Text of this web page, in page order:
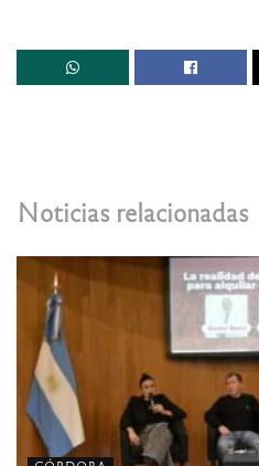
Noticias relacionadas